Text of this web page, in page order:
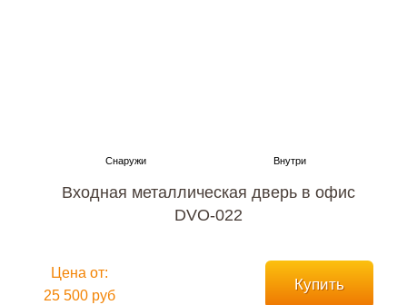
Входная металлическая дверь в офис
DVO-022
Цена от:
25 500 руб
Купить